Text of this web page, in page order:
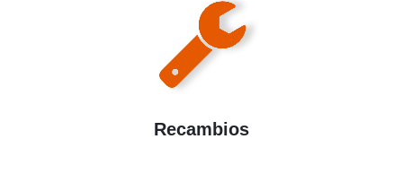
Recambios